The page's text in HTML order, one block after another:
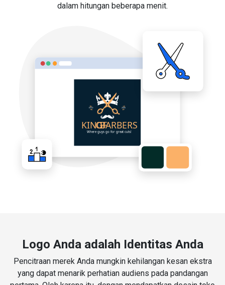
dalam hitungan beberapa menit.
Logo Anda adalah Identitas Anda
Pencitraan merek Anda mungkin kehilangan kesan ekstra
yang dapat menarik perhatian audiens pada pandangan